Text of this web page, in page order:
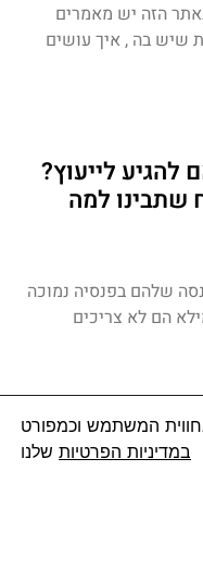
הזה יש מאמרים
שיש בה , איך עושים
להגיע לייעוץ?
שתבינו למה
שלהם בפנסיה נמוכה
הם לא צריכים
סיכוי שמגיעה
הטבת מס". זה משפט
המשתמש וכמפורט
במדיניות הפרטיות שלנו